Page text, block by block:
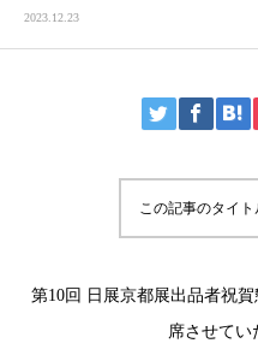
2023.12.23
この記事のタイ
第10回 日展京都展出品者祝
席させてい